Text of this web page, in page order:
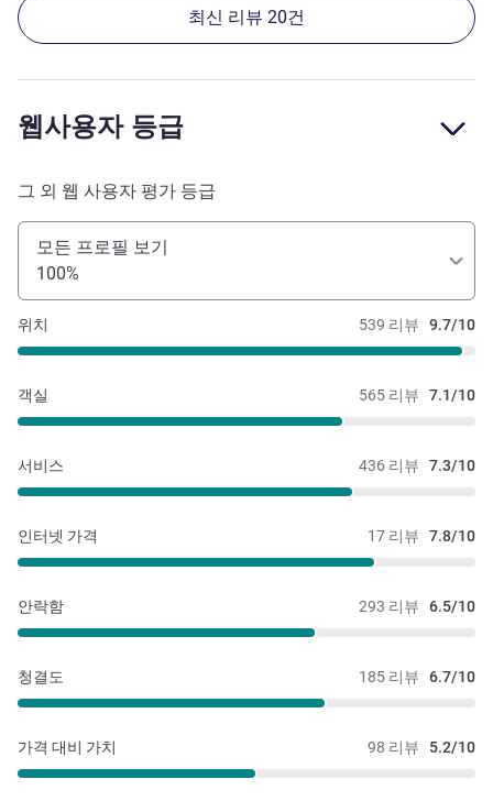
최신 리뷰 20건
웹사용자 등급
그 외 웹 사용자 평가 등급
모든 프로필 보기
100%
539 리뷰 9.7/10
위치
565 리뷰 7.1/10
객실
436 리뷰 7.3/10
서비스
17 리뷰 7.8/10
인터넷 가격
293 리뷰 6.5/10
안락함
185 리뷰 6.7/10
청결도
98 리뷰 5.2/10
가격 대비 가치